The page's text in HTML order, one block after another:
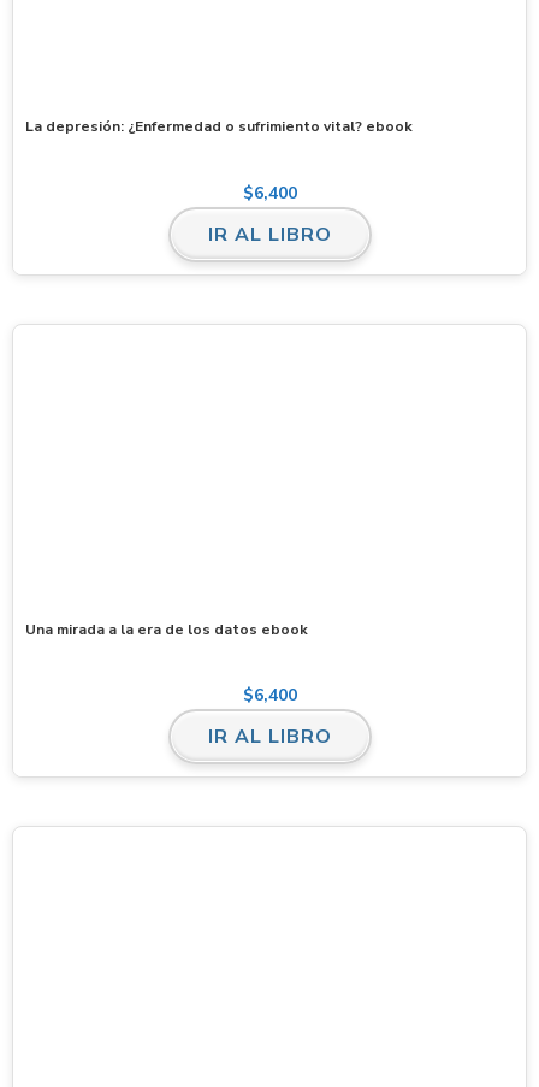
La depresión: ¿Enfermedad o sufrimiento vital? ebook
$6,400
IR AL LIBRO
Una mirada a la era de los datos ebook
$6,400
IR AL LIBRO